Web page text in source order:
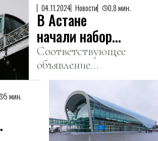
04.11.2024 Новости 0,8 мин.
В Астане
начали набор
машинистов
для ЛРТ
Соответствующее
объявление
распространила
пресс-служба
столичного
акимата.
Проходить
5 мин.